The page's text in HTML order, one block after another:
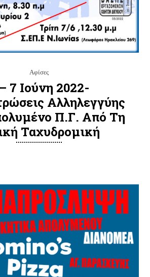
Αφίσες
7 Ιούνη 2022-
Αλληλεγγύης
Π.Γ. Από Τη
Ταχυδρομική